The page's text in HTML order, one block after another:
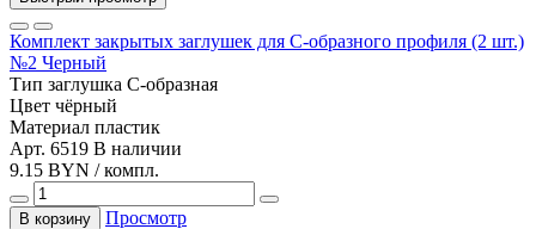
Комплект закрытых заглушек для С-образного профиля (2 шт.)
№2 Черный
Тип заглушка С-образная
Цвет чёрный
Материал пластик
Арт. 6519 В наличии
9.15 BYN / компл.
В корзину Просмотр